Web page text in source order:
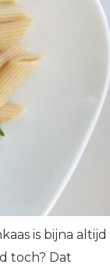
is bijna altijd
toch? Dat